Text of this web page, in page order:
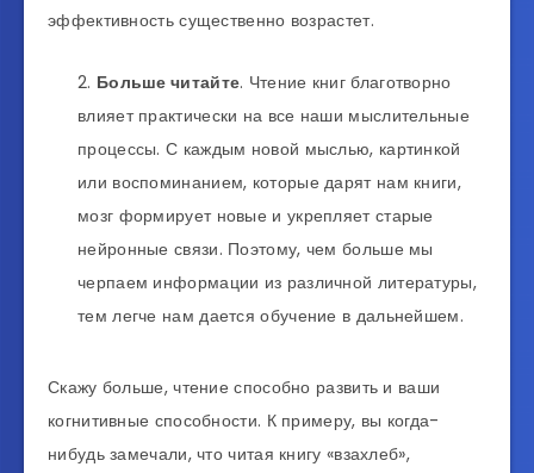
эффективность существенно возрастет.
Больше читайте. Чтение книг благотворно
влияет практически на все наши мыслительные
процессы. С каждым новой мыслью, картинкой
или воспоминанием, которые дарят нам книги,
мозг формирует новые и укрепляет старые
нейронные связи. Поэтому, чем больше мы
черпаем информации из различной литературы,
тем легче нам дается обучение в дальнейшем.
Скажу больше, чтение способно развить и ваши
когнитивные способности. К примеру, вы когда-
нибудь замечали, что читая книгу «взахлеб»,